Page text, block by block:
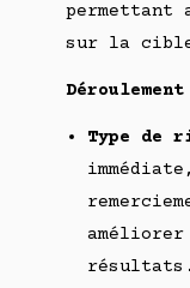
permettant
sur la
Déroulement
Type de
résultats.